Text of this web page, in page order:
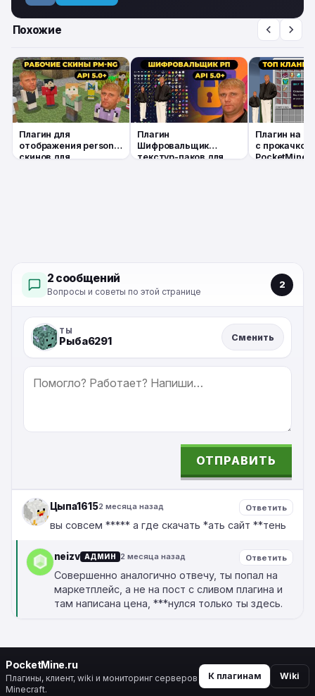
Похожие
Плагин для
отображения persona
скинов для
Плагин
Шифровальщик
текстур-паков для
Плагин на
с прокачкой
PocketMine-
2 сообщений
Вопросы и советы по этой странице
2
ТЫ
Рыба6291 Сменить
СООБЩЕНИЕ
ОТПРАВИТЬ
Цыпа16152 месяца назад Ответить
вы совсем ***** а где скачать *ать сайт **тень
neizv АДМИН 2 месяца назад Ответить
Совершенно аналогично отвечу, ты попал на
маркетплейс, а не на пост с сливом плагина и
там написана цена, ***нулся только ты здесь.
PocketMine.ru
Плагины, клиент, wiki и мониторинг серверов
Minecraft.
К плагинам Wiki